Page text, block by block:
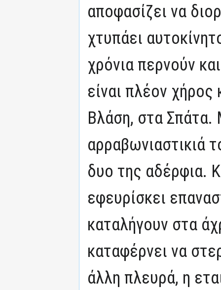
αποφασίζει να
χτυπάει
χρόνια περνούν
είναι πλέον χήρος
Βλάση, στα Σπάτα.
αρραβωνιαστικιά
δυο της αδέρφια.
εφευρίσκει
καταλήγουν στα
καταφέρνει να
άλλη πλευρά, η